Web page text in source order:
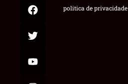
politica de privacidade